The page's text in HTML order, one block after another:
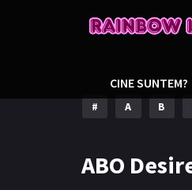
CINE SUNTEM?
# A B
ABO